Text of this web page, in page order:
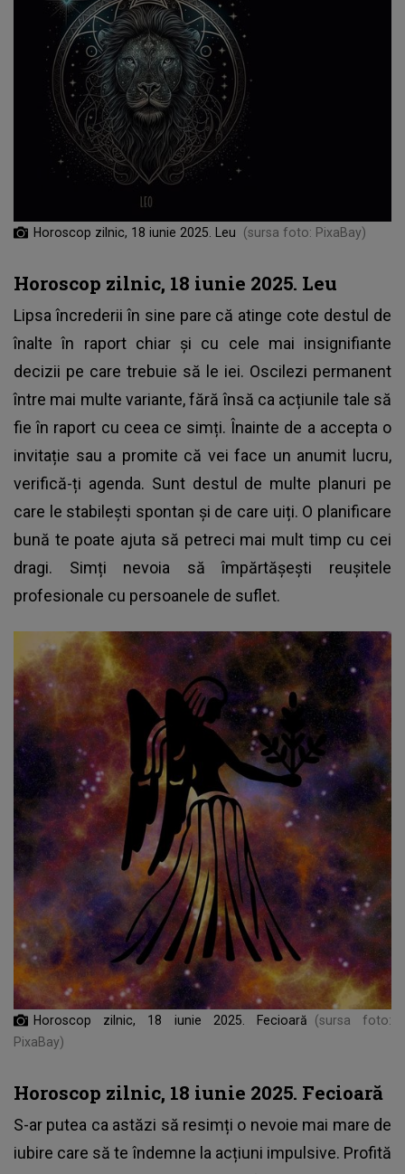
Horoscop zilnic, 18 iunie 2025. Leu (sursa foto: PixaBay)
Horoscop zilnic, 18 iunie 2025. Leu
Lipsa încrederii în sine pare că atinge cote destul de
înalte în raport chiar și cu cele mai insignifiante
decizii pe care trebuie să le iei. Oscilezi permanent
între mai multe variante, fără însă ca acțiunile tale să
fie în raport cu ceea ce simți. Înainte de a accepta o
invitație sau a promite că vei face un anumit lucru,
verifică-ți agenda. Sunt destul de multe planuri pe
care le stabilești spontan și de care uiți. O planificare
bună te poate ajuta să petreci mai mult timp cu cei
dragi. Simți nevoia să împărtășești reușitele
profesionale cu persoanele de suflet.
Horoscop zilnic, 18 iunie 2025. Fecioară
(sursa foto:
PixaBay)
Horoscop zilnic, 18 iunie 2025. Fecioară
S-ar putea ca astăzi să resimți o nevoie mai mare de
iubire care să te îndemne la acțiuni impulsive. Profită